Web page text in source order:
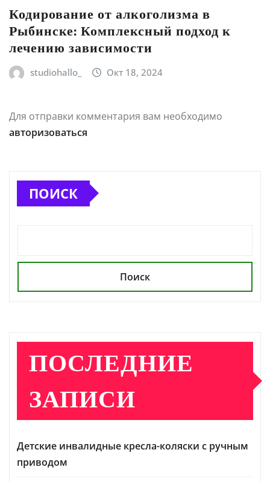
Кодирование от алкоголизма в
Рыбинске: Комплексный подход к
лечению зависимости
studiohallo_ Окт 18, 2024
Для отправки комментария вам необходимо
авторизоваться
ПОИСК
Поиск
ПОСЛЕДНИЕ
ЗАПИСИ
Детские инвалидные кресла-коляски с ручным
приводом